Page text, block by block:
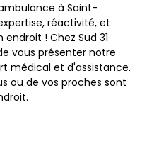
à Saint-
réactivité, et
! Chez Sud 31
vous présenter notre
médical et d'assistance.
ou de vos proches sont